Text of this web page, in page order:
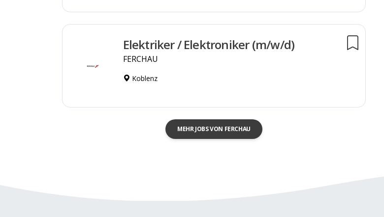
Elektriker / Elektroniker (m/w/d)
FERCHAU
Koblenz
MEHR JOBS VON FERCHAU